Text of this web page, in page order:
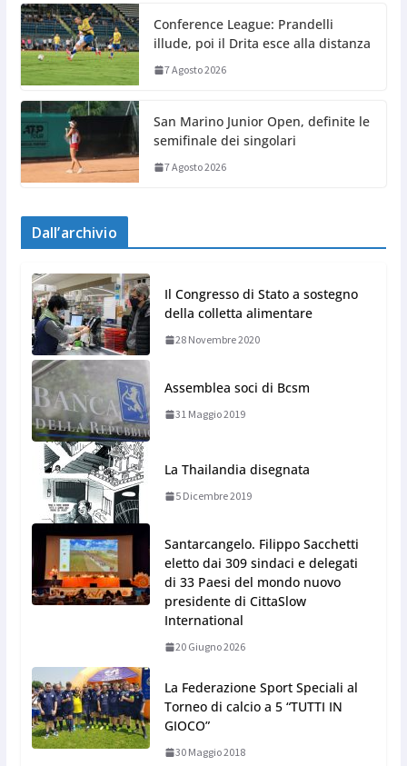
Conference League: Prandelli
illude, poi il Drita esce alla distanza
7 Agosto 2026
San Marino Junior Open, definite le
semifinale dei singolari
7 Agosto 2026
Dall’archivio
Il Congresso di Stato a sostegno
della colletta alimentare
28 Novembre 2020
Assemblea soci di Bcsm
31 Maggio 2019
La Thailandia disegnata
5 Dicembre 2019
Santarcangelo. Filippo Sacchetti
eletto dai 309 sindaci e delegati
di 33 Paesi del mondo nuovo
presidente di CittaSlow
International
20 Giugno 2026
La Federazione Sport Speciali al
Torneo di calcio a 5 “TUTTI IN
GIOCO”
30 Maggio 2018